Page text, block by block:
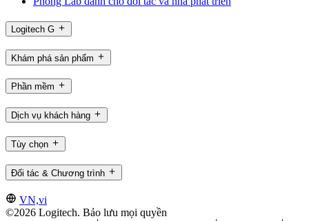
Logitech G
Khám phá sản phẩm
Phần mềm
Dịch vụ khách hàng
Tùy chọn
Đối tác & Chương trình
VN,vi
©2026 Logitech. Bảo lưu mọi quyền